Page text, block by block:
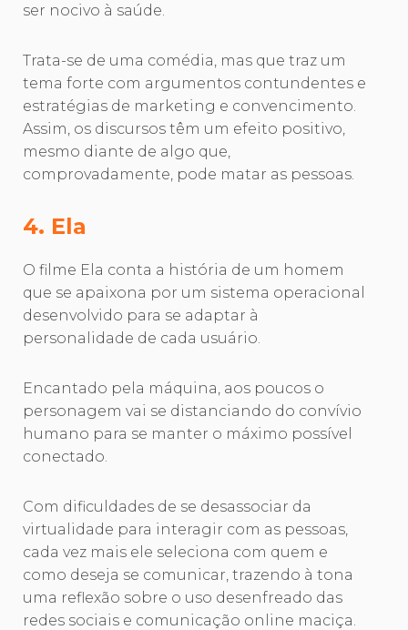
ser nocivo à saúde.
Trata-se de uma comédia, mas que traz um
tema forte com argumentos contundentes e
estratégias de marketing e convencimento.
Assim, os discursos têm um efeito positivo,
mesmo diante de algo que,
comprovadamente, pode matar as pessoas.
4. Ela
O filme Ela conta a história de um homem
que se apaixona por um sistema operacional
desenvolvido para se adaptar à
personalidade de cada usuário.
Encantado pela máquina, aos poucos o
personagem vai se distanciando do convívio
humano para se manter o máximo possível
conectado.
Com dificuldades de se desassociar da
virtualidade para interagir com as pessoas,
cada vez mais ele seleciona com quem e
como deseja se comunicar, trazendo à tona
uma reflexão sobre o uso desenfreado das
redes sociais e comunicação online maciça.